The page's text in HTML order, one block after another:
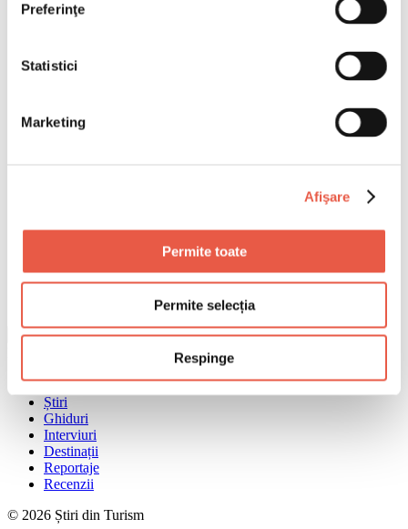
Preferinţe
Statistici
Marketing
Afişare
Permite toate
Permite selecția
Respinge
Acasă
Știri
Ghiduri
Interviuri
Destinații
Reportaje
Recenzii
© 2026 Știri din Turism